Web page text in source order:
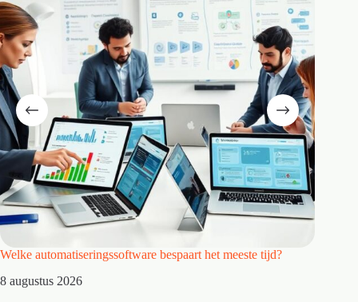
Welke automatiseringssoftware bespaart het meeste tijd?
8 augustus 2026